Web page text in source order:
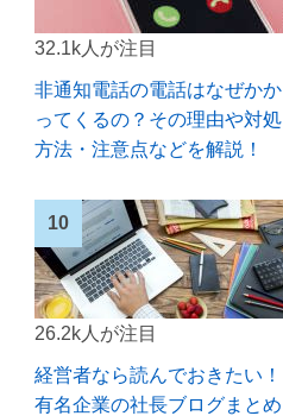
32.1k人が注目
非通知電話の電話はなぜかか
ってくるの？その理由や対処
方法・注意点などを解説！
26.2k人が注目
経営者なら読んでおきたい！
有名企業の社長ブログまとめ